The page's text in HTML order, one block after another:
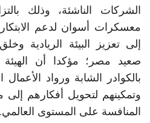
الشركات الناشئة، وذلك
معسكرات أسوان لدعم
إلى تعزيز البيئة
صعيد مصر؛ مؤكدا أن
بالكوادر الشابة ورواد
وتمكينهم لتحويل أفكارهم
المنافسة على المستوى العالمي.